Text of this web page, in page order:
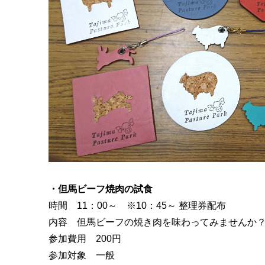
・但馬ビーフ焼肉の試食
時間 11：00～ ※10：45～ 整理券配布
内容 但馬ビーフの焼き肉を味わってみませんか
参加費用 200円
参加対象 一般